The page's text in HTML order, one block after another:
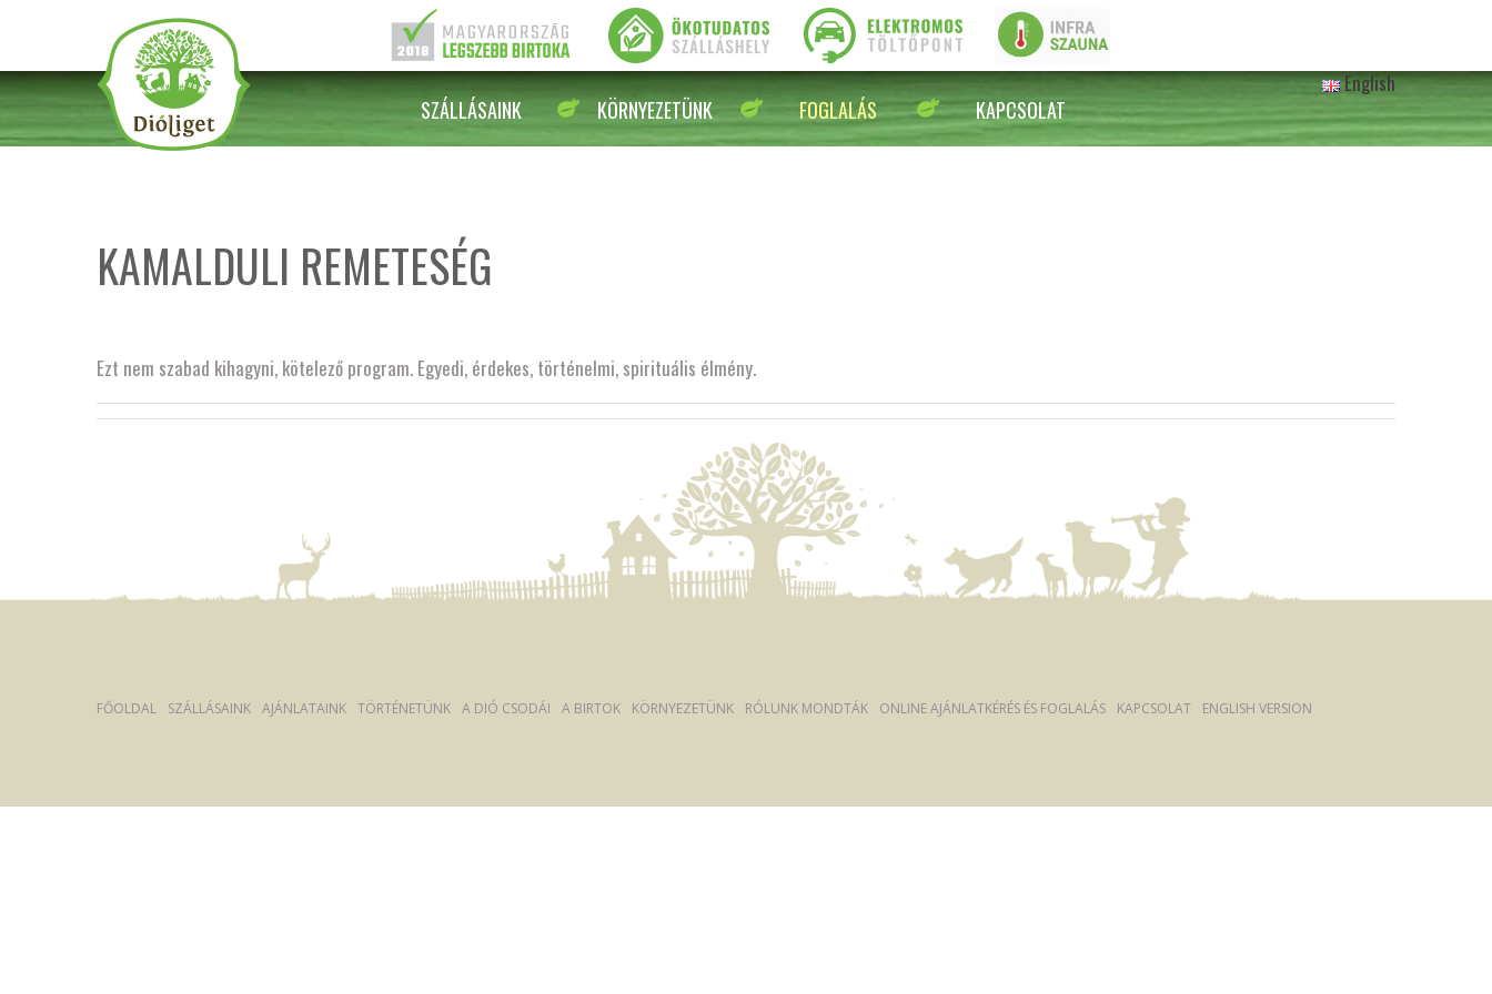
English
SZÁLLÁSAINK KÖRNYEZETÜNK FOGLALÁS KAPCSOLAT
KAMALDULI REMETESÉG
Ezt nem szabad kihagyni, kötelező program. Egyedi, érdekes, történelmi, spirituális élmény.
FŐOLDAL SZÁLLÁSAINK AJÁNLATAINK TÖRTÉNETÜNK A DIÓ CSODÁI A BIRTOK KÖRNYEZETÜNK RÓLUNK MONDTÁK ONLINE AJÁNLATKÉRÉS ÉS FOGLALÁS KAPCSOLAT ENGLISH VERSION